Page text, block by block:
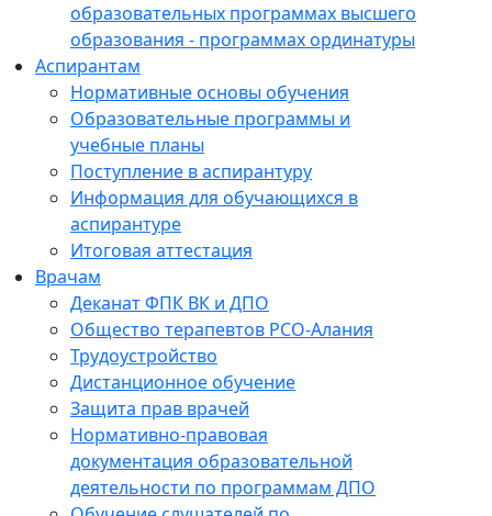
образовательных программах высшего
образования - программах ординатуры
Аспирантам
Нормативные основы обучения
Образовательные программы и
учебные планы
Поступление в аспирантуру
Информация для обучающихся в
аспирантуре
Итоговая аттестация
Врачам
Деканат ФПК ВК и ДПО
Общество терапевтов РСО-Алания
Трудоустройство
Дистанционное обучение
Защита прав врачей
Нормативно-правовая
документация образовательной
деятельности по программам ДПО